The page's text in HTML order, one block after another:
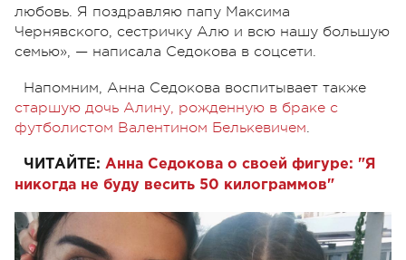
любовь. Я поздравляю папу Максима
Чернявского, сестричку Алю и всю нашу большую
семью», — написала Седокова в соцсети.
Напомним, Анна Седокова воспитывает также
старшую дочь Алину, рожденную в браке с
футболистом Валентином Белькевичем.
ЧИТАЙТЕ: Анна Седокова о своей фигуре: "Я
никогда не буду весить 50 килограммов"